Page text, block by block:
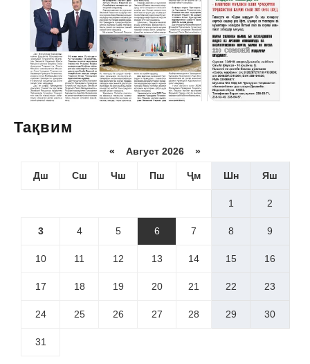
Тақвим
« Август 2026 »
Дш Сш Чш Пш Ҷм Шн Яш
1 2
3 4 5 6 7 8 9
10 11 12 13 14 15 16
17 18 19 20 21 22 23
24 25 26 27 28 29 30
31